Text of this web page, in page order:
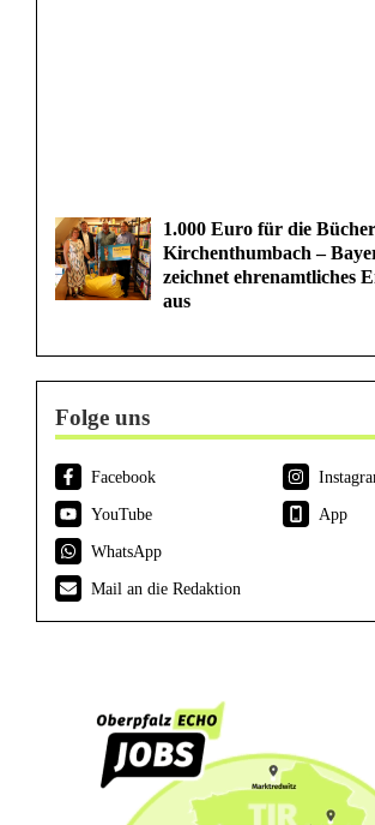
1.000 Euro für die
Kirchenthumbach –
zeichnet ehrenamtliches
aus
Folge uns
Facebook
YouTube
App
WhatsApp
Mail an die Redaktion